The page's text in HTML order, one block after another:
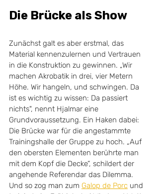
Die Brücke als Show
Zunächst galt es aber erstmal, das
Material kennenzulernen und Vertrauen
in die Konstruktion zu gewinnen. „Wir
machen Akrobatik in drei, vier Metern
Höhe. Wir hangeln, und schwingen. Da
ist es wichtig zu wissen: Da passiert
nichts", nennt Hjalmar eine
Grundvoraussetzung. Ein Haken dabei:
Die Brücke war für die angestammte
Trainingshalle der Gruppe zu hoch. „Auf
den obersten Elementen berührte man
mit dem Kopf die Decke“, schildert der
angehende Referendar das Dilemma.
Und so zog man zum Galop de Porc und